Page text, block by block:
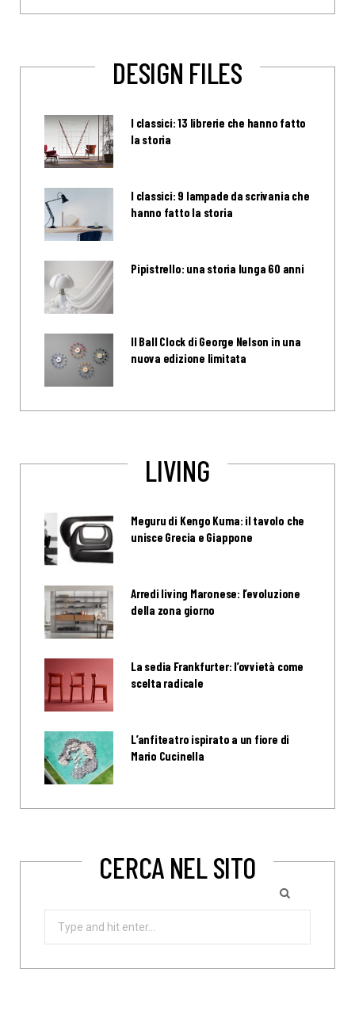
DESIGN FILES
I classici: 13 librerie che hanno fatto
la storia
I classici: 9 lampade da scrivania che
hanno fatto la storia
Pipistrello: una storia lunga 60 anni
Il Ball Clock di George Nelson in una
nuova edizione limitata
LIVING
Meguru di Kengo Kuma: il tavolo che
unisce Grecia e Giappone
Arredi living Maronese: l’evoluzione
della zona giorno
La sedia Frankfurter: l’ovvietà come
scelta radicale
L’anfiteatro ispirato a un fiore di
Mario Cucinella
CERCA NEL SITO
Search